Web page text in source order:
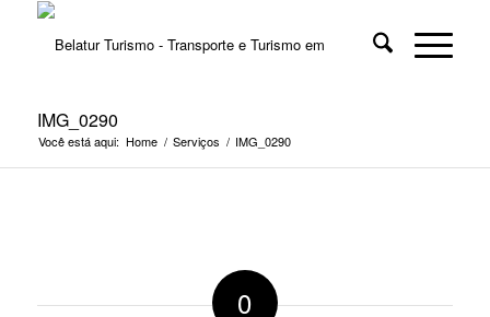
IMG_0290
Você está aqui: Home / Serviços / IMG_0290
0